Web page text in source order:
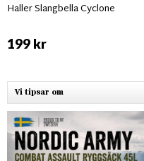
Haller Slangbella Cyclone
199 kr
Vi tipsar om